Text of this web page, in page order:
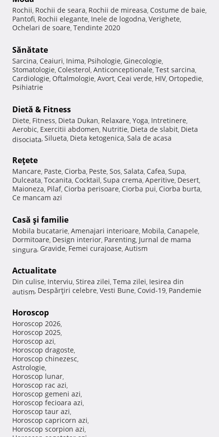
Rochii, Rochii de seara, Rochii de mireasa, Costume de baie,
Pantofi, Rochii elegante, Inele de logodna, Verighete,
Ochelari de soare, Tendinte 2020
Sănătate
Sarcina, Ceaiuri, Inima, Psihologie, Ginecologie,
Stomatologie, Colesterol, Anticonceptionale, Test sarcina,
Cardiologie, Oftalmologie, Avort, Ceai verde, HIV, Ortopedie,
Psihiatrie
Dietă & Fitness
Diete, Fitness, Dieta Dukan, Relaxare, Yoga, Intretinere,
Aerobic, Exercitii abdomen, Nutritie, Dieta de slabit, Dieta
disociata, Silueta, Dieta ketogenica, Sala de acasa
Reţete
Mancare, Paste, Ciorba, Peste, Sos, Salata, Cafea, Supa,
Dulceata, Tocanita, Cocktail, Supa crema, Aperitive, Desert,
Maioneza, Pilaf, Ciorba perisoare, Ciorba pui, Ciorba burta,
Ce mancam azi
Casă şi familie
Mobila bucatarie, Amenajari interioare, Mobila, Canapele,
Dormitoare, Design interior, Parenting, Jurnal de mama
singura, Gravide, Femei curajoase, Autism
Actualitate
Din culise, Interviu, Stirea zilei, Tema zilei, Iesirea din
autism, Despărţiri celebre, Vesti Bune, Covid-19, Pandemie
Horoscop
Horoscop 2026,
Horoscop 2025,
Horoscop azi,
Horoscop dragoste,
Horoscop chinezesc,
Astrologie,
Horoscop lunar,
Horoscop rac azi,
Horoscop gemeni azi,
Horoscop fecioara azi,
Horoscop taur azi,
Horoscop capricorn azi,
Horoscop scorpion azi,